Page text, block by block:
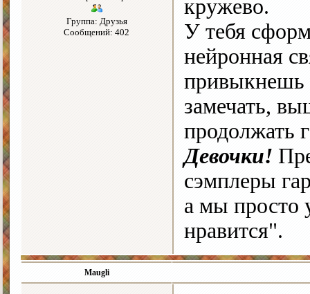
Группа: Друзья
Сообщений: 402
кружево.
У тебя
нейронная
привыкнешь
замечать,
продолжать
Девочки!
сэмплеры
а мы просто
нравится".
Maugli